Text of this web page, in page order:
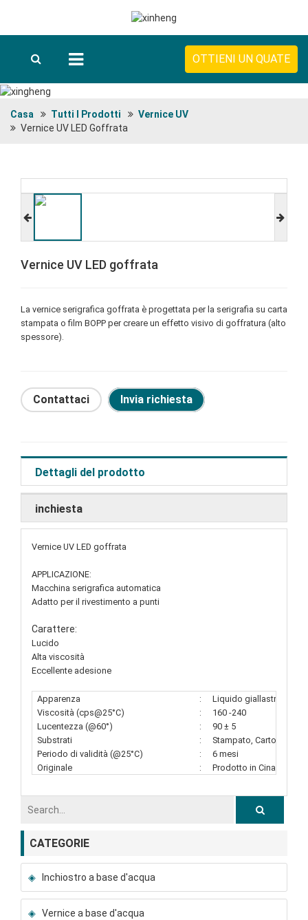
OTTIENI UN QUATE
Casa Tutti I Prodotti
Vernice UV
Vernice UV LED Goffrata
Vernice UV LED goffrata
La vernice serigrafica goffrata è progettata per la serigrafia su carta
stampata o film BOPP per creare un effetto visivo di goffratura (alto
spessore).
Contattaci Invia richiesta
Dettagli del prodotto
inchiesta
Vernice UV LED goffrata
APPLICAZIONE:
Macchina serigrafica automatica
Adatto per il rivestimento a punti
Carattere:
Lucido
Alta viscosità
Eccellente adesione
Apparenza :
Liquido giallastro chiaro
Viscosità (cps@25°C)
:
160 -240
Lucentezza (@60°)
:
90 ± 5
Substrati
:
Stampato, Cartone
Periodo di validità (@25°C)
:
6 mesi
Originale
: Prodotto in Cina
CATEGORIE
Inchiostro a base d'acqua
Vernice a base d'acqua